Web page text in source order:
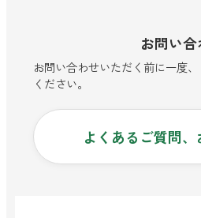
お問い合
お問い合わせいただく前に一度
ください。
よくあるご質問